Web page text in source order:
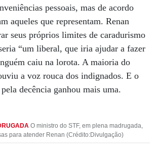
pessoais, mas de acordo
aqueles que representam. Renan
seus próprios limites de caradurismo
“um liberal, que iria ajudar a fazer
caiu na lorota. A maioria do
a voz rouca dos indignados. E o
decência ganhou mais uma.
O ministro do STF, em plena madrugada,
para atender Renan (Crédito:Divulgação)